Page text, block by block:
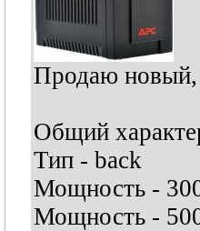
Продаю новый,
Общий
Тип - back
Мощность -
Мощность -